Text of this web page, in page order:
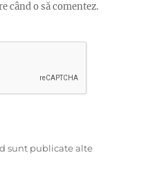
când o să comentez.
sunt publicate alte